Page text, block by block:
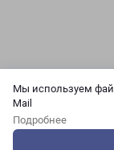
Мы используем
Mail
Подробнее